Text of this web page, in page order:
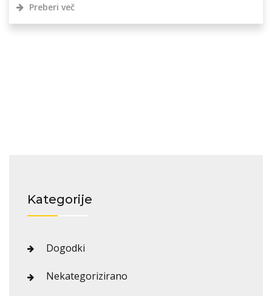
Preberi več
Kategorije
Dogodki
Nekategorizirano